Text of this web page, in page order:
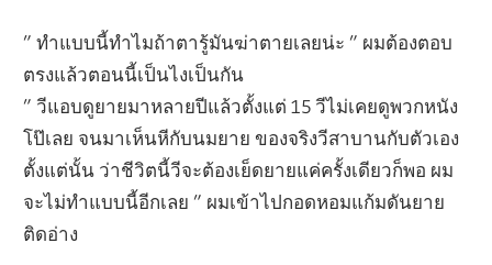
” ทำแบบนี้ทำไมถ้าตารู้มันฆ่าตายเลยน่ะ ” ผมต้องตอบ
ตรงแล้วตอนนี้เป็นไงเป็นกัน
” วีแอบดูยายมาหลายปีแล้วตั้งแต่ 15 วีไม่เคยดูพวกหนัง
โป๊เลย จนมาเห็นหีกับนมยาย ของจริงวีสาบานกับตัวเอง
ตั้งแต่นั้น ว่าชีวิตนี้วีจะต้องเย็ดยายแค่ครั้งเดียวก็พอ ผม
จะไม่ทำแบบนี้อีกเลย ” ผมเข้าไปกอดหอมแก้มดันยาย
ติดอ่าง